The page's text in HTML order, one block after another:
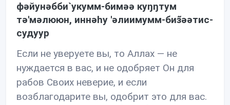
фəйунəбби`укумм-бимəə куŋŋтум
тə'мəлююн, иннəhу 'əлиимумм-биз̃əəтис-
судуур
Если не уверуете вы, то Аллах — не
нуждается в вас, и не одобряет Он для
рабов Своих неверие, и если
возблагодарите вы, одобрит это для вас.